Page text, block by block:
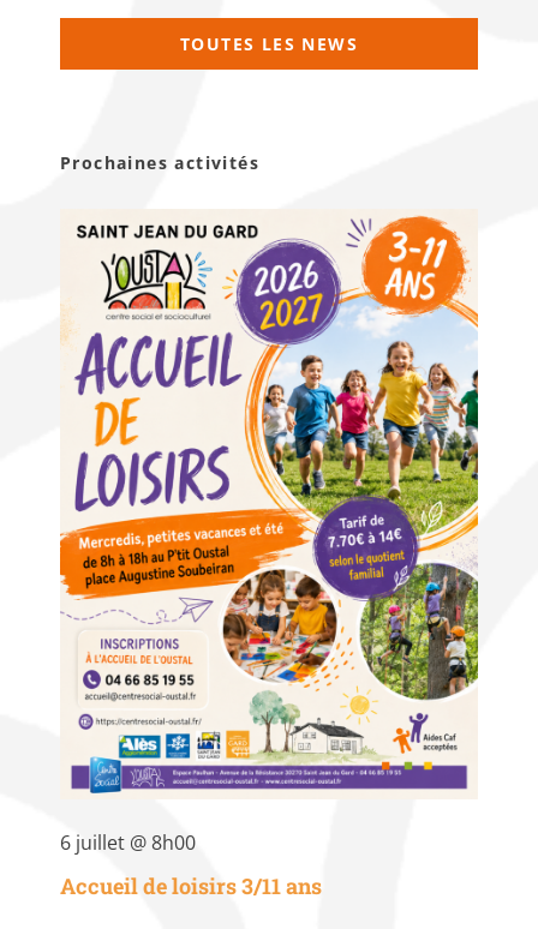
TOUTES LES NEWS
Prochaines activités
6 juillet @ 8h00
Accueil de loisirs 3/11 ans